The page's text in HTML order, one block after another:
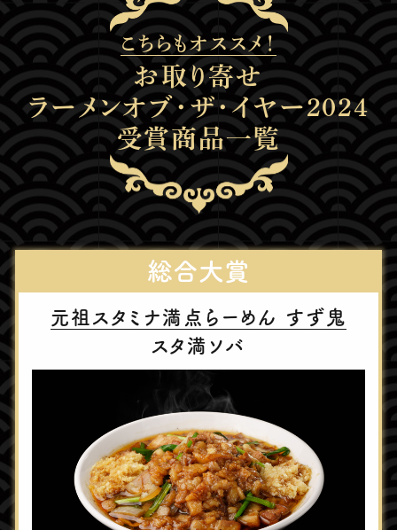
こちらもオススメ！
お取り寄せ
ラーメンオブ・ザ・イヤー2024
受賞商品一覧
総合大賞
元祖スタミナ満点らーめん すず⻤
スタ満ソバ